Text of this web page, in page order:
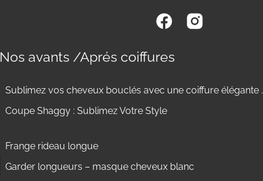
Nos avants /Aprés coiffures
Sublimez vos cheveux bouclés avec une coiffure élégante .
Coupe Shaggy : Sublimez Votre Style
Frange rideau longue
Garder longueurs – masque cheveux blanc